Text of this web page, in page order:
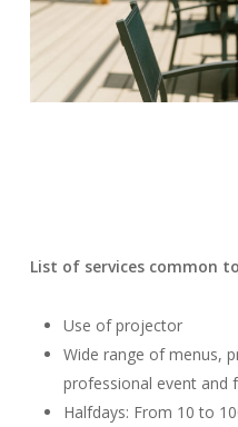
List of services common
Use of projector
Wide range of menus,
professional event and
Halfdays: From 10 to